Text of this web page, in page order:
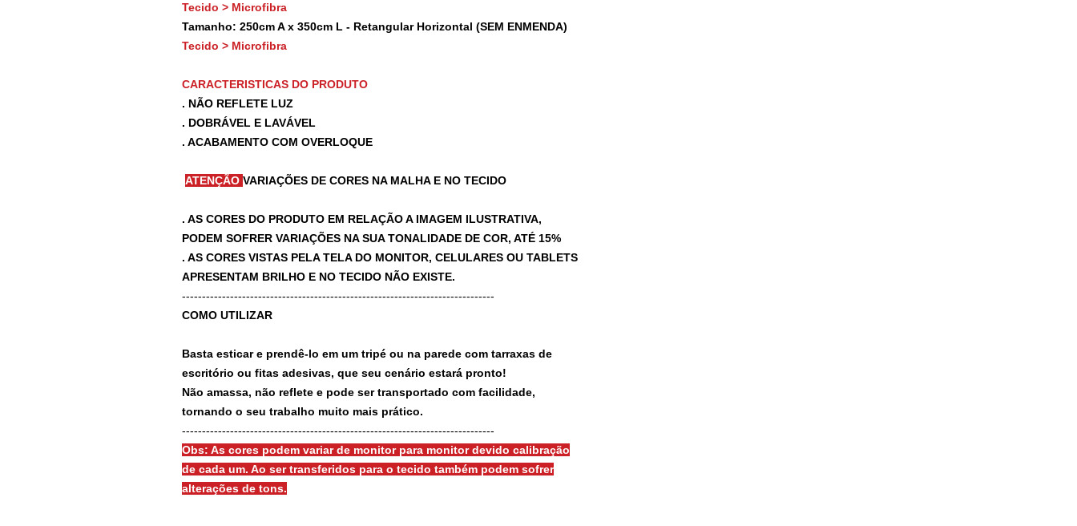
Tecido > Microfibra
Tamanho: 250cm A x 350cm L - Retangular Horizontal (SEM ENMENDA)
Tecido > Microfibra
CARACTERISTICAS DO PRODUTO
. NÃO REFLETE LUZ
. DOBRÁVEL E LAVÁVEL
. ACABAMENTO COM OVERLOQUE
ATENÇÃO VARIAÇÕES DE CORES NA MALHA E NO TECIDO
. AS CORES DO PRODUTO EM RELAÇÃO A IMAGEM ILUSTRATIVA,
PODEM SOFRER VARIAÇÕES NA SUA TONALIDADE DE COR, ATÉ 15%
. AS CORES VISTAS PELA TELA DO MONITOR, CELULARES OU TABLETS
APRESENTAM BRILHO E NO TECIDO NÃO EXISTE.
------------------------------------------------------------------------------
COMO UTILIZAR
Basta esticar e prendê-lo em um tripé ou na parede com tarraxas de
escritório ou fitas adesivas, que seu cenário estará pronto!
Não amassa, não reflete e pode ser transportado com facilidade,
tornando o seu trabalho muito mais prático.
------------------------------------------------------------------------------
Obs: As cores podem variar de monitor para monitor devido calibração
de cada um. Ao ser transferidos para o tecido também podem sofrer
alterações de tons.